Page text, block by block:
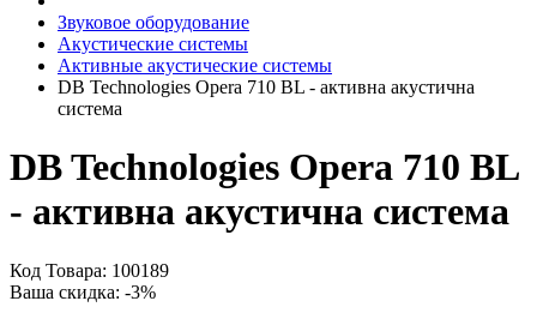
Звуковое оборудование
Акустические системы
Активные акустические системы
DB Technologies Opera 710 BL - активна акустична
система
DB Technologies Opera 710 BL
- активна акустична система
Код Товара: 100189
Ваша скидка: -3%